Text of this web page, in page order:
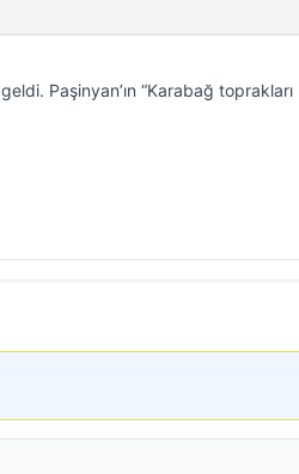
Paşinyan’ın “Karabağ toprakları